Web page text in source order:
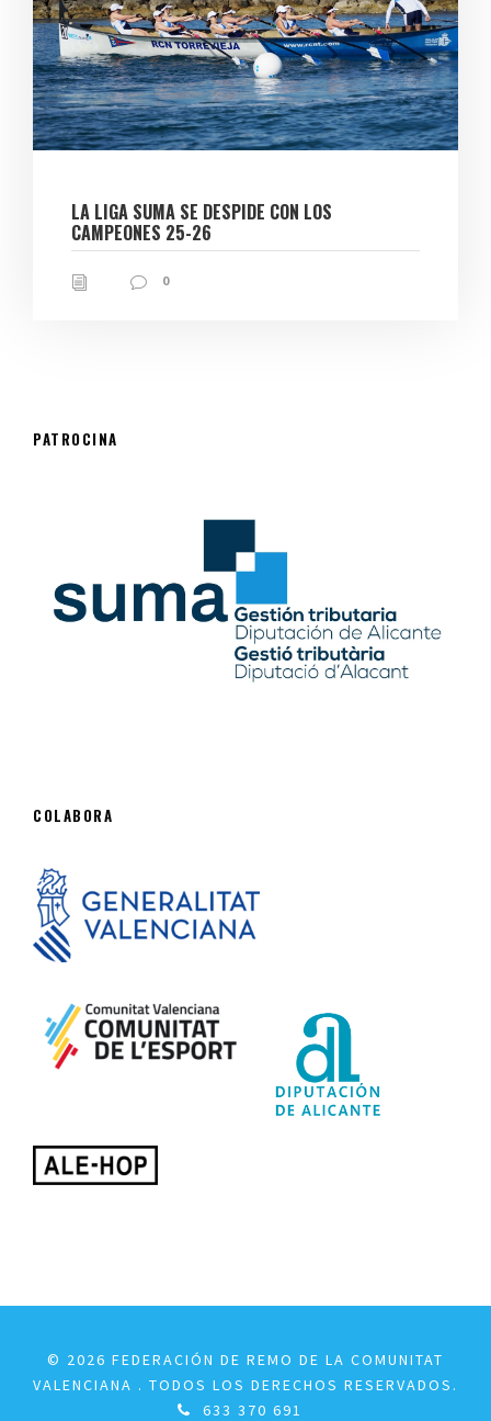
LA LIGA SUMA SE DESPIDE CON LOS
CAMPEONES 25-26
0
PATROCINA
COLABORA
© 2026 FEDERACIÓN DE REMO DE LA COMUNITAT
VALENCIANA . TODOS LOS DERECHOS RESERVADOS.
633 370 691